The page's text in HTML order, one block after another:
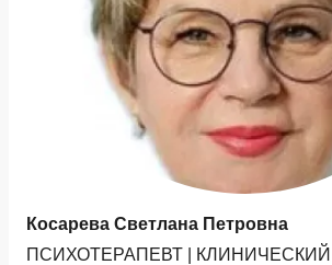
Косарева Светлана Петровна
ПСИХОТЕРАПЕВТ |